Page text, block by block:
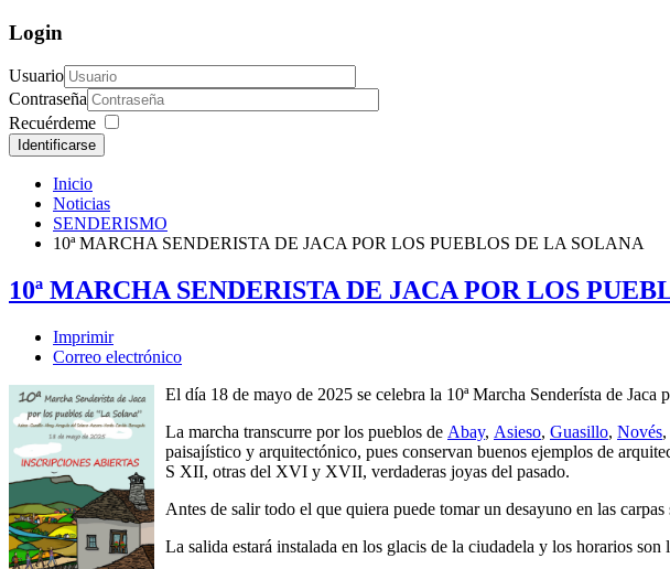
Login
Usuario
Contraseña
Recuérdeme
Identificarse
Inicio
Noticias
SENDERISMO
10ª MARCHA SENDERISTA DE JACA POR LOS PUEBLOS DE LA SOLANA
10ª MARCHA SENDERISTA DE JACA POR LOS
Imprimir
Correo electrónico
El día 18 de mayo de 2025 se celebra la 10ª Marcha Senderísta de
La marcha transcurre por los pueblos de Abay, Asieso, Guasillo, Novés,
paisajístico y arquitectónico, pues conservan buenos ejemplos de
S XII, otras del XVI y XVII, verdaderas joyas del pasado.
Antes de salir todo el que quiera puede tomar un desayuno en las carpas
La salida estará instalada en los glacis de la ciudadela y los horarios son